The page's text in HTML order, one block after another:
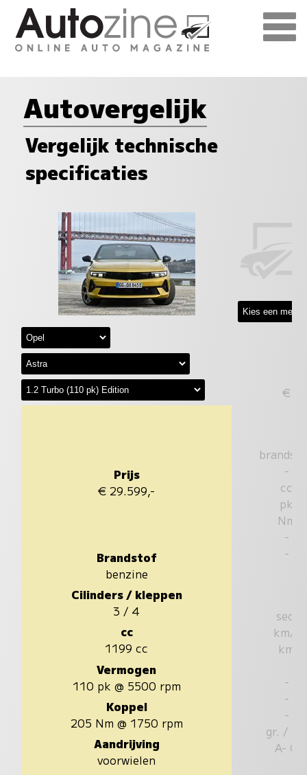
Autovergelijk
Vergelijk technische
specificaties
Prijs
€ 29.599,-
Brandstof
benzine
Cilinders / kleppen
3 / 4
cc
1199 cc
Vermogen
110 pk @ 5500 rpm
Koppel
205 Nm @ 1750 rpm
Aandrijving
voorwielen
€
-
cc
pk
Nm
-
-
sec.
km/u
km
-
-
-
gr. / km
A- G